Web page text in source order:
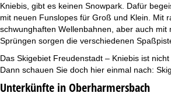
Kniebis, gibt es keinen Snowpark. Dafür
mit neuen Funslopes für Groß und Klein. Mit
schwunghaften Wellenbahnen, aber auch mit
Sprüngen sorgen die verschiedenen
Das Skigebiet Freudenstadt – Kniebis ist
Dann schauen Sie doch hier einmal nach:
Unterkünfte in Oberharmersbach